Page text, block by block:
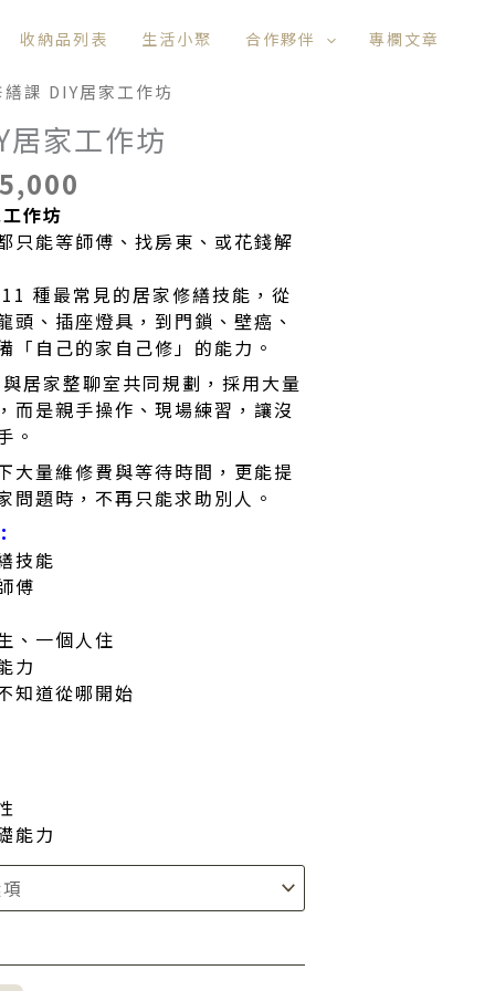
收納品列表 生活小聚 合作夥伴 專欄文章
課 DIY居家工作坊
家工作坊
。
5,000
目
價
作坊
只能等師傅、找房東、或花錢解
種最常見的居家修繕技能，從
頭、插座燈具，到門鎖、壁癌、
「自己的家自己修」的能力。
居家整聊室共同規劃，採用大量
而是親手操作、現場練習，讓沒
。
大量維修費與等待時間，更能提
問題時，不再只能求助別人。
技能
傅
、一個人住
力
知道從哪開始
能力